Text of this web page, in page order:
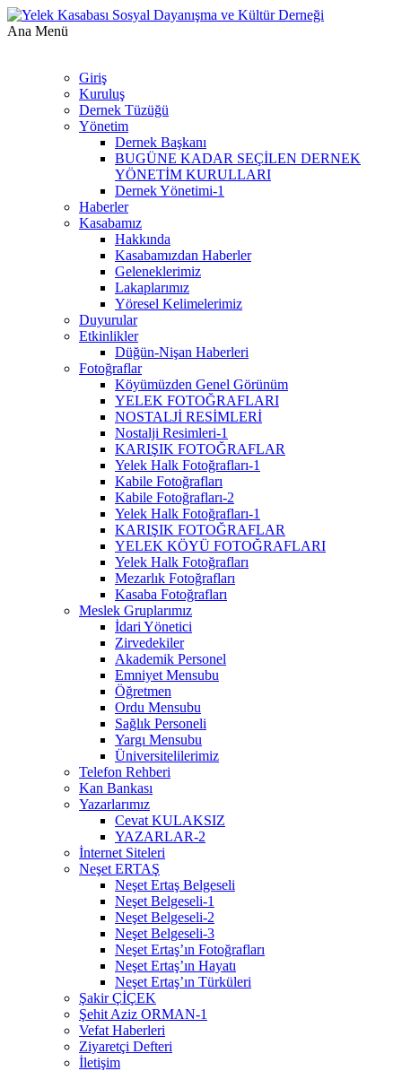
Ana Menü
Giriş
Kuruluş
Dernek Tüzüğü
Yönetim
Dernek Başkanı
BUGÜNE KADAR SEÇİLEN DERNEK
YÖNETİM KURULLARI
Dernek Yönetimi-1
Haberler
Kasabamız
Hakkında
Kasabamızdan Haberler
Geleneklerimiz
Lakaplarımız
Yöresel Kelimelerimiz
Duyurular
Etkinlikler
Düğün-Nişan Haberleri
Fotoğraflar
Köyümüzden Genel Görünüm
YELEK FOTOĞRAFLARI
NOSTALJİ RESİMLERİ
Nostalji Resimleri-1
KARIŞIK FOTOĞRAFLAR
Yelek Halk Fotoğrafları-1
Kabile Fotoğrafları
Kabile Fotoğrafları-2
Yelek Halk Fotoğrafları-1
KARIŞIK FOTOĞRAFLAR
YELEK KÖYÜ FOTOĞRAFLARI
Yelek Halk Fotoğrafları
Mezarlık Fotoğrafları
Kasaba Fotoğrafları
Meslek Gruplarımız
İdari Yönetici
Zirvedekiler
Akademik Personel
Emniyet Mensubu
Öğretmen
Ordu Mensubu
Sağlık Personeli
Yargı Mensubu
Üniversitelilerimiz
Telefon Rehberi
Kan Bankası
Yazarlarımız
Cevat KULAKSIZ
YAZARLAR-2
İnternet Siteleri
Neşet ERTAŞ
Neşet Ertaş Belgeseli
Neşet Belgeseli-1
Neşet Belgeseli-2
Neşet Belgeseli-3
Neşet Ertaş’ın Fotoğrafları
Neşet Ertaş’ın Hayatı
Neşet Ertaş’ın Türküleri
Şakir ÇİÇEK
Şehit Aziz ORMAN-1
Vefat Haberleri
Ziyaretçi Defteri
İletişim